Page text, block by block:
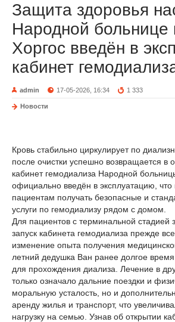
Защита здоровья
Народной больнице
Хоргос введён в
кабинет
admin 17-05-2026, 16:34 1 333
Новости
Кровь стабильно циркулирует по
после очистки успешно возвращается в
кабинет гемодиализа Народной
официально введён в эксплуатацию, что
пациентам получать безопасные и
услуги по гемодиализу рядом с домом.
Для пациентов с терминальной стадией
запуск кабинета гемодиализа прежде
изменение опыта получения
летний дедушка Ван ранее долгое
для прохождения диализа. Лечение в
только означало дальние поездки и
моральную усталость, но и
аренду жилья и транспорт, что
нагрузку на семью. Узнав об открытии